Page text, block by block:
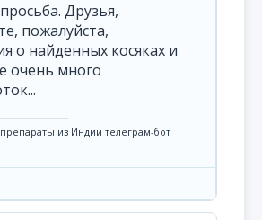
Друзья,
пожалуйста,
о найденных косяках и
очень много
из Индии телеграм-бот